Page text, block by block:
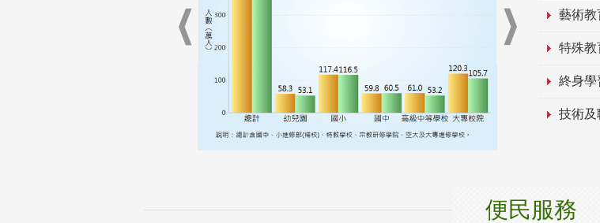
藝術教
特殊教
終身學
技術及
便民服務